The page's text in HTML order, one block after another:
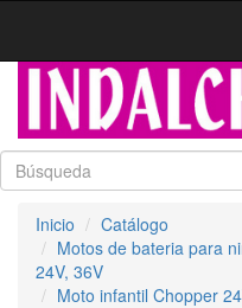
Inicio
Catálogo
Motos de bateria para
24V, 36V
Moto infantil Chopper